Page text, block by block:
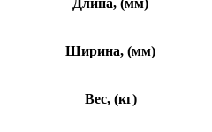
Длина, (мм)
Ширина, (мм)
Вес, (кг)